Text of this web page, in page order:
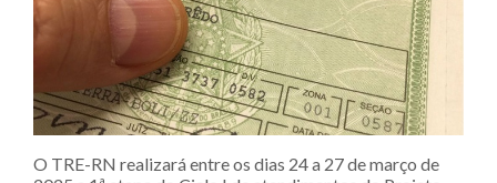
O TRE-RN realizará entre os dias 24 a 27 de março de